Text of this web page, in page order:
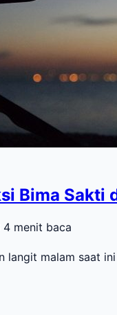
Bima Sakti
4 menit baca
langit malam